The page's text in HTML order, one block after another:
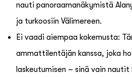
nauti panoraamanäkymistä
ja turkoosiin Välimereen.
Ei vaadi aiempaa kokemusta:
ammattilentäjän kanssa, joka
laskeutumisen – sinä vain